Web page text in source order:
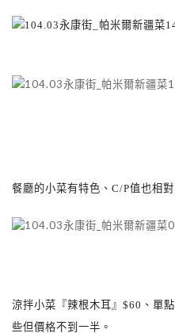
餐廳的小菜有特色、 C/P值也相對
涼拌小菜『辣根木耳』 $60 、單
些但價格不到一半。